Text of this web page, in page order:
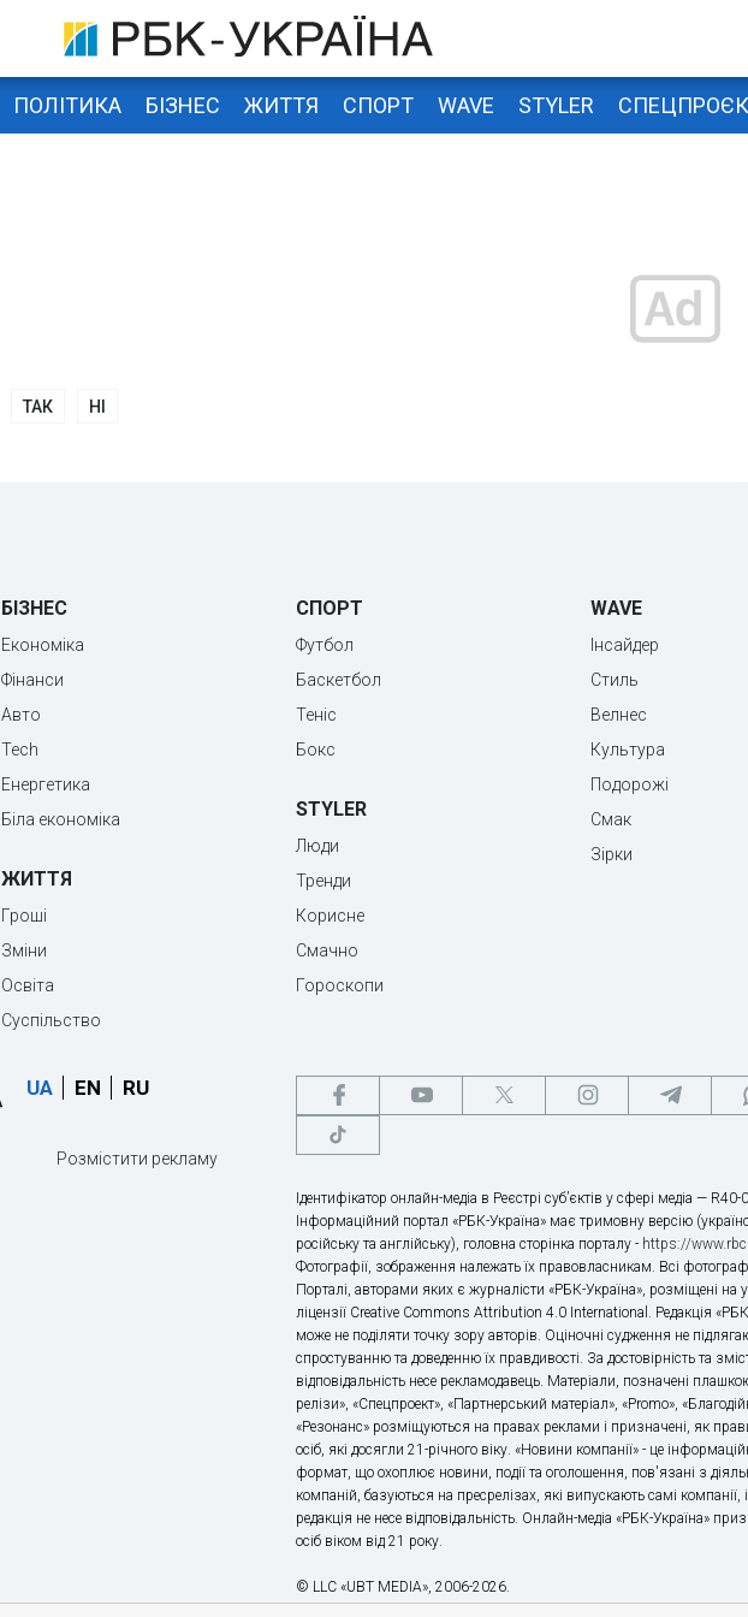
ПОЛІТИКА БІЗНЕС ЖИТТЯ СПОРТ WAVE STYLER
ТАК НІ
БІЗНЕС
Економіка
Фінанси
Авто
Tech
Енергетика
Біла економіка
ЖИТТЯ
Гроші
Зміни
Освіта
Суспільство
СПОРТ
Футбол
Баскетбол
Теніс
Бокс
STYLER
Люди
Тренди
Корисне
Смачно
Гороскопи
WAVE
Інсайдер
Стиль
Велнес
Культура
Подорожі
Смак
Зірки
UA EN RU
Розмістити рекламу
Ідентифікатор онлайн-медіа в Реєстрі суб’єктів у сфері медіа —
Інформаційний портал «РБК-Україна» має тримовну версію
російську та англійську), головна сторінка порталу - https://
Фотографії, зображення належать їх правовласникам. Всі
Порталі, авторами яких є журналісти «РБК-Україна», розміщені на
ліцензії Creative Commons Attribution 4.0 International. Редакція
може не поділяти точку зору авторів. Оціночні судження не
спростуванню та доведенню їх правдивості. За достовірність та
відповідальність несе рекламодавець. Матеріали, позначені
релізи», «Спецпроект», «Партнерський матеріал», «Promo»,
«Резонанс» розміщуються на правах реклами і призначені, як
осіб, які досягли 21-річного віку. «Новини компанії» - це
формат, що охоплює новини, події та оголошення, пов'язані з
компаній, базуються на пресрелізах, які випускають самі компанії,
редакція не несе відповідальність. Онлайн-медіа «РБК-Україна»
осіб віком від 21 року.
© LLC «UBT MEDIA», 2006-2026.